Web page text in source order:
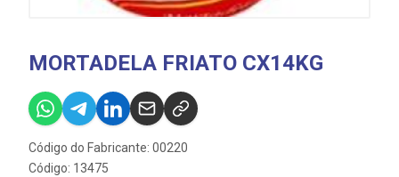
MORTADELA FRIATO CX14KG
Código do Fabricante: 00220
Código: 13475